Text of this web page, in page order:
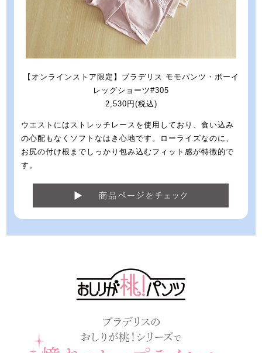
【オンラインストア限定】ブラデリス モモパンツ・ボーイ
レッグショーツ#305
2,530円(税込)
ウエストにはストレッチレースを使用しており、食い込み
の心配もなくソフトなはき心地です。ローライズなのに、
お尻の付け根までしっかり包み込むフィット感が特徴的で
す。